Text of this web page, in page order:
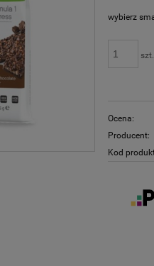
wybierz
szt.
Ocena:
Producent:
Kod